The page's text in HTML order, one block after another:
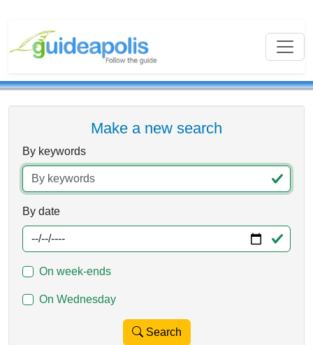
Make a new search
By keywords
By date
On week-ends
On Wednesday
Search